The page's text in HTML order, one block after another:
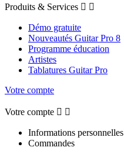
Produits & Services  
Démo gratuite
Nouveautés Guitar Pro 8
Programme éducation
Artistes
Tablatures Guitar Pro
Votre compte
Votre compte  
Informations personnelles
Commandes